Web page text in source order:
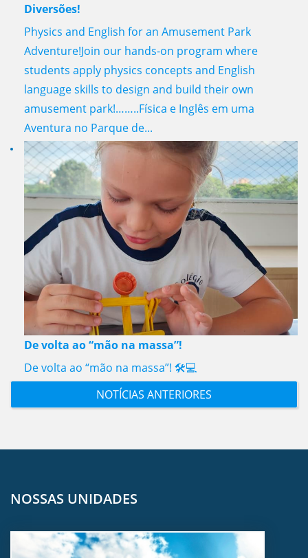
Diversões!
Physics and English for an Amusement Park
Adventure!Join our hands-on program where
students apply physics concepts and English
language skills to design and build their own
amusement park!……..Física e Inglês em uma
Aventura no Parque de...
De volta ao “mão na massa”!
De volta ao “mão na massa”! 🛠️💻
NOTÍCIAS ANTERIORES
NOSSAS UNIDADES